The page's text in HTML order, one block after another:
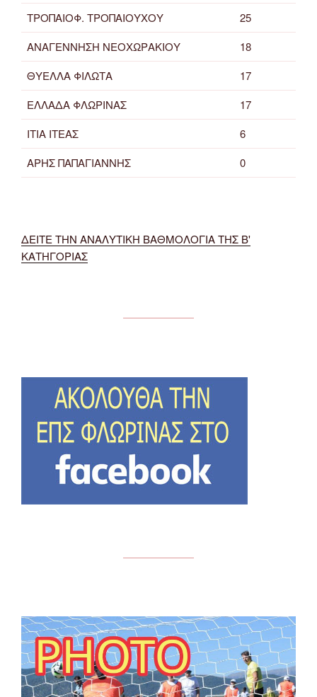
ΤΡΟΠΑΙΟΦ. ΤΡΟΠΑΙΟΥΧΟΥ
25
ΑΝΑΓΕΝΝΗΣΗ ΝΕΟΧΩΡΑΚΙΟΥ
18
ΘΥΕΛΛΑ ΦΙΛΩΤΑ
17
ΕΛΛΑΔΑ ΦΛΩΡΙΝΑΣ
17
ΙΤΙΑ ΙΤΕΑΣ
6
ΑΡΗΣ ΠΑΠΑΓΙΑΝΝΗΣ
0
ΔΕΙΤΕ ΤΗΝ ΑΝΑΛΥΤΙΚΗ ΒΑΘΜΟΛΟΓΙΑ ΤΗΣ Β'
ΚΑΤΗΓΟΡΙΑΣ